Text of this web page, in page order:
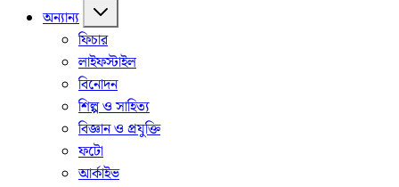
অন্যান্য
ফিচার
লাইফস্টাইল
বিনোদন
শিল্প ও সাহিত্য
বিজ্ঞান ও প্রযুক্তি
ফটো
আর্কাইভ